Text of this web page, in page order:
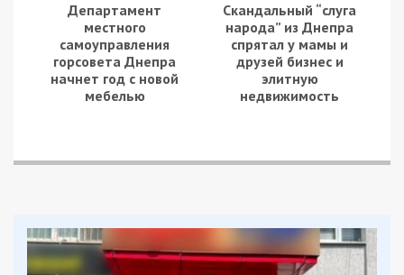
видно, что дети голодные, лишены заботы.
Матери и отца дома не было. Как объяснили
дети, они поехали отдыхать.
Полицейские позвонили их родителям, чтобы те
срочно прибыли домой. Вскоре приехала мать
неисполнение родительских обязанностей.
В Днепре ребенка будут судить за
убийство